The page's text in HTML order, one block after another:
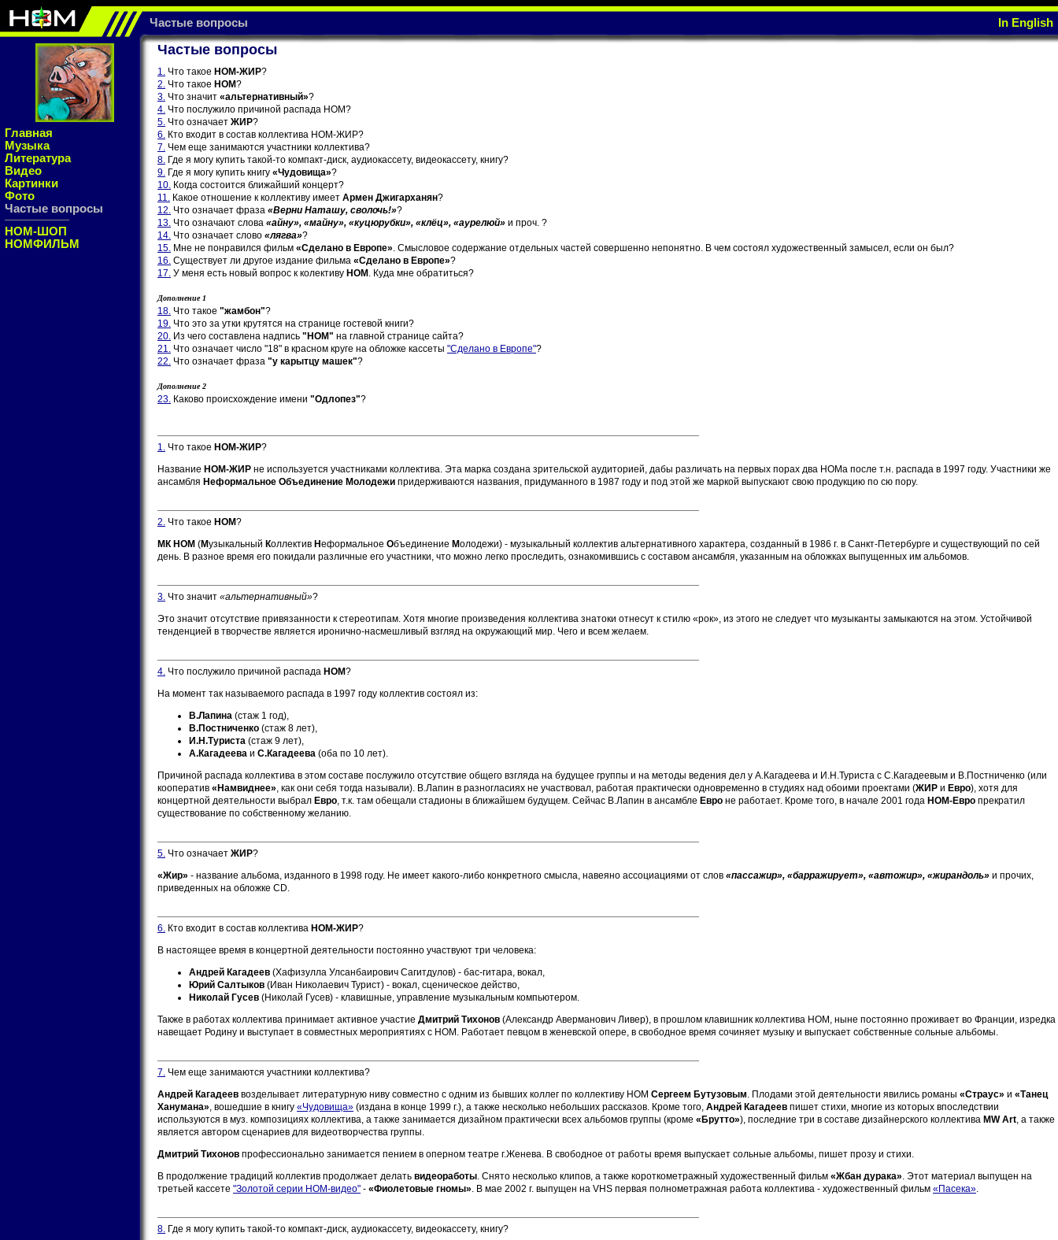
Частые вопросы In English
Главная
Музыка
Литература
Видео
Картинки
Фото
Частые вопросы
НОМ-ШОП
НОМФИЛЬМ
Частые вопросы
1. Что такое НОМ-ЖИР?
2. Что такое НОМ?
3. Что значит «альтернативный»?
4. Что послужило причиной распада НОМ?
5. Что означает ЖИР?
6. Кто входит в состав коллектива НОМ-ЖИР?
7. Чем еще занимаются участники коллектива?
8. Где я могу купить такой-то компакт-диск, аудиокассету, видеокассету, книгу?
9. Где я могу купить книгу «Чудовища»?
10. Когда состоится ближайший концерт?
11. Какое отношение к коллективу имеет Армен Джигарханян?
12. Что означает фраза «Верни Наташу, сволочь!»?
13. Что означают слова «айну», «майну», «куцюрубки», «клёц», «аурелюй» и проч. ?
14. Что означает слово «лягва»?
15. Мне не понравился фильм «Сделано в Европе». Смысловое содержание отдельных частей совершенно непонятно. В чем состоял художественный замысел, если он был?
16. Существует ли другое издание фильма «Сделано в Европе»?
17. У меня есть новый вопрос к колективу НОМ . Куда мне обратиться?
Дополнение 1
18. Что такое "жамбон"?
19. Что это за утки крутятся на странице гостевой книги?
20. Из чего составлена надпись "НОМ" на главной странице сайта?
21. Что означает число "18" в красном круге на обложке кассеты "Сделано в Европе"?
22. Что означает фраза "у карытцу машек"?
Дополнение 2
23. Каково происхождение имени "Одлопез"?
1. Что такое НОМ-ЖИР?
Название НОМ-ЖИР не используется участниками коллектива. Эта марка создана зрительской аудиторией, дабы различать на первых порах два НОМа после т.н. распада в 1997 году. Участники же
ансамбля Неформальное Объединение Молодежи придерживаются названия, придуманного в 1987 году и под этой же маркой выпускают свою продукцию по сю пору.
2. Что такое НОМ?
МК НОМ (Музыкальный Коллектив Неформальное Объединение Молодежи) - музыкальный коллектив альтернативного характера, созданный в 1986 г. в Санкт-Петербурге и существующий по сей
день. В разное время его покидали различные его участники, что можно легко проследить, ознакомившись с составом ансамбля, указанным на обложках выпущенных им альбомов.
3. Что значит «альтернативный»?
Это значит отсутствие привязанности к стереотипам. Хотя многие произведения коллектива знатоки отнесут к стилю «рок», из этого не следует что музыканты замыкаются на этом. Устойчивой
тенденцией в творчестве является иронично-насмешливый взгляд на окружающий мир. Чего и всем желаем.
4. Что послужило причиной распада НОМ?
На момент так называемого распада в 1997 году коллектив состоял из:
В.Лапина (стаж 1 год),
В.Постниченко (стаж 8 лет),
И.Н.Туриста (стаж 9 лет),
А.Кагадеева и С.Кагадеева (оба по 10 лет).
Причиной распада коллектива в этом составе послужило отсутствие общего взгляда на будущее группы и на методы ведения дел у А.Кагадеева и И.Н.Туриста с С.Кагадеевым и В.Постниченко (или
кооператив «Намвиднее», как они себя тогда называли). В.Лапин в разногласиях не участвовал, работая практически одновременно в студиях над обоими проектами (ЖИР и Евро), хотя для
концертной деятельности выбрал Евро, т.к. там обещали стадионы в ближайшем будущем. Сейчас В.Лапин в ансамбле Евро не работает. Кроме того, в начале 2001 года НОМ-Евро прекратил
существование по собственному желанию.
5. Что означает ЖИР?
«Жир» - название альбома, изданного в 1998 году. Не имеет какого-либо конкретного смысла, навеяно ассоциациями от слов «пассажир», «барражирует», «автожир», «жирандоль» и прочих,
приведенных на обложке CD.
6. Кто входит в состав коллектива НОМ-ЖИР?
В настоящее время в концертной деятельности постоянно участвуют три человека:
Андрей Кагадеев (Хафизулла Улсанбаирович Сагитдулов) - бас-гитара, вокал,
Юрий Салтыков (Иван Николаевич Турист) - вокал, сценическое действо,
Николай Гусев (Николай Гусев) - клавишные, управление музыкальным компьютером.
Также в работах коллектива принимает активное участие Дмитрий Тихонов (Александр Аверманович Ливер), в прошлом клавишник коллектива НОМ, ныне постоянно проживает во Франции, изредка
навещает Родину и выступает в совместных мероприятиях с НОМ. Работает певцом в женевской опере, в свободное время сочиняет музыку и выпускает собственные сольные альбомы.
7. Чем еще занимаются участники коллектива?
Андрей Кагадеев возделывает литературную ниву совместно с одним из бывших коллег по коллективу НОМ Сергеем Бутузовым. Плодами этой деятельности явились романы «Страус» и «Танец
Ханумана», вошедшие в книгу «Чудовища» (издана в конце 1999 г.), а также несколько небольших рассказов. Кроме того, Андрей Кагадеев пишет стихи, многие из которых впоследствии
используются в муз. композициях коллектива, а также занимается дизайном практически всех альбомов группы (кроме «Брутто»), последние три в составе дизайнерского коллектива MW Art, а также
является автором сценариев для видеотворчества группы.
Дмитрий Тихонов профессионально занимается пением в оперном театре г.Женева. В свободное от работы время выпускает сольные альбомы, пишет прозу и стихи.
В продолжение традиций коллектив продолжает делать видеоработы. Снято несколько клипов, а также короткометражный художественный фильм «Жбан дурака». Этот материал выпущен на
третьей кассете "Золотой серии НОМ-видео" - «Фиолетовые гномы». В мае 2002 г. выпущен на VHS первая полнометражная работа коллектива - художественный фильм «Пасека».
8. Где я могу купить такой-то компакт-диск, аудиокассету, видеокассету, книгу?